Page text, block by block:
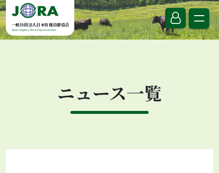
Skip to content
一般社団法人日本有機資源協会
Japan Organics Recycling Association
ニュース一覧